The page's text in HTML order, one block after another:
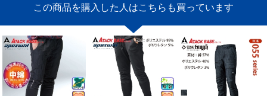
この商品を購入した人はこちらも買っています